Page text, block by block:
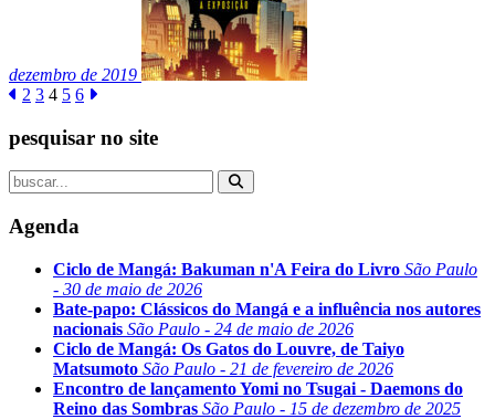
dezembro de 2019
2 3 4 5 6
pesquisar no site
Agenda
Ciclo de Mangá: Bakuman n'A Feira do Livro São Paulo
- 30 de maio de 2026
Bate-papo: Clássicos do Mangá e a influência nos autores
nacionais São Paulo - 24 de maio de 2026
Ciclo de Mangá: Os Gatos do Louvre, de Taiyo
Matsumoto São Paulo - 21 de fevereiro de 2026
Encontro de lançamento Yomi no Tsugai - Daemons do
Reino das Sombras São Paulo - 15 de dezembro de 2025